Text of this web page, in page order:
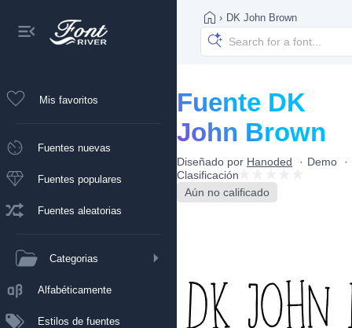
Mis favoritos
Fuentes nuevas
Fuentes populares
Fuentes aleatorias
Categorias
Alfabéticamente
Estilos de fuentes
› DK John Brown
Fuente DK
John Brown
Diseñado por Hanoded
Demo
Clasificación
Aún no calificado